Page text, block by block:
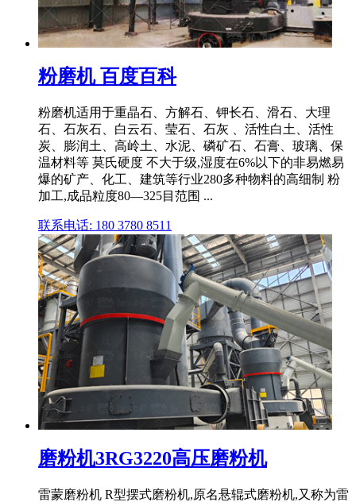
粉磨机 百度百科
粉磨机适用于重晶石、方解石、钾长石、滑石、大理
石、石灰石、白云石、莹石、石灰 、活性白土、活性
炭、膨润土、高岭土、水泥、磷矿石、石膏、玻璃、保
温材料等 莫氏硬度 不大于级,湿度在6%以下的非易燃易
爆的矿产、化工、建筑等行业280多种物料的高细制 粉
加工,成品粒度80—325目范围 ...
联系电话: 180 3780 8511
磨粉机3RG3220高压磨粉机
雷蒙磨粉机 R型摆式磨粉机,原名悬辊式磨粉机,又称为雷